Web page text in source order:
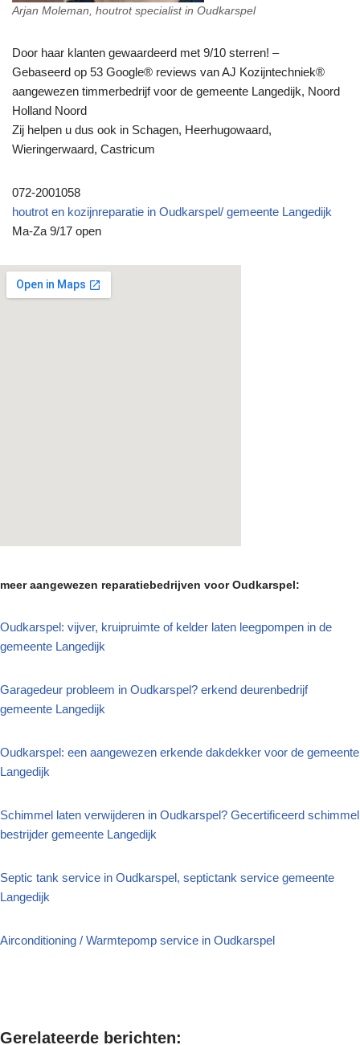
Arjan Moleman, houtrot specialist in Oudkarspel
Door haar klanten gewaardeerd met 9/10 sterren! –
Gebaseerd op 53 Google® reviews van AJ Kozijntechniek®
aangewezen timmerbedrijf voor de gemeente Langedijk, Noord
Holland Noord
Zij helpen u dus ook in Schagen, Heerhugowaard,
Wieringerwaard, Castricum
072-2001058
houtrot en kozijnreparatie in Oudkarspel/ gemeente Langedijk
Ma-Za 9/17 open
meer aangewezen reparatiebedrijven voor Oudkarspel:
Oudkarspel: vijver, kruipruimte of kelder laten leegpompen in de
gemeente Langedijk
Garagedeur probleem in Oudkarspel? erkend deurenbedrijf
gemeente Langedijk
Oudkarspel: een aangewezen erkende dakdekker voor de gemeente
Langedijk
Schimmel laten verwijderen in Oudkarspel? Gecertificeerd schimmel
bestrijder gemeente Langedijk
Septic tank service in Oudkarspel, septictank service gemeente
Langedijk
Airconditioning / Warmtepomp service in Oudkarspel
Gerelateerde berichten: